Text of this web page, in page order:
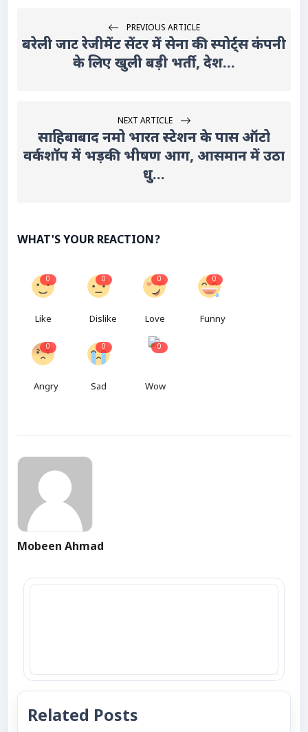
PREVIOUS ARTICLE
बरेली जाट रेजीमेंट सेंटर में सेना की स्पोर्ट्स कंपनी
के लिए खुली बड़ी भर्ती, देश...
NEXT ARTICLE
साहिबाबाद नमो भारत स्टेशन के पास ऑटो
वर्कशॉप में भड़की भीषण आग, आसमान में उठा
धु...
WHAT'S YOUR REACTION?
0
Like
0
Dislike
0
Love
0
Funny
0
Angry
0
Sad
0
Wow
Mobeen Ahmad
Related Posts